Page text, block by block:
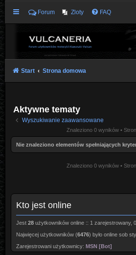
Forum Zloty FAQ
Start Strona domowa
Aktywne tematy
Wyszukiwanie zaawansowane
Znaleziono 0 wyników •
Nie znaleziono elementów spełniających
Znaleziono 0 wyników •
Kto jest online
Jest 28użytkowników online :: 1 zarejestrowany,
Najwięcej użytkowników (6476) było online sob
Zarejestrowani użytkownicy: MSN [Bot]